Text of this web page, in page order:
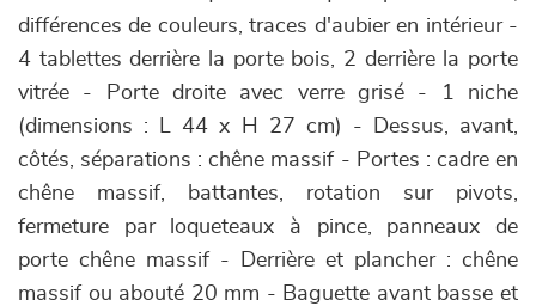
différences de couleurs, traces d'aubier en intérieur -
4 tablettes derrière la porte bois, 2 derrière la porte
vitrée - Porte droite avec verre grisé - 1 niche
(dimensions : L 44 x H 27 cm) - Dessus, avant,
côtés, séparations : chêne massif - Portes : cadre en
chêne massif, battantes, rotation sur pivots,
fermeture par loqueteaux à pince, panneaux de
porte chêne massif - Derrière et plancher : chêne
massif ou abouté 20 mm - Baguette avant basse et